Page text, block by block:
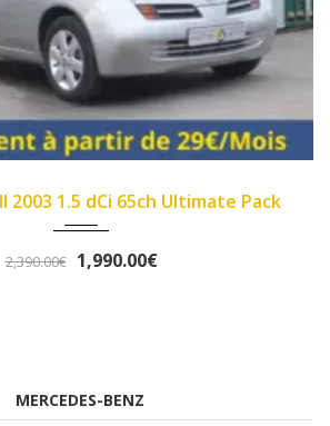
II 2007 1.1 8v 54ch Dynamic
3,490.00€ 3,290.00€
MERCEDES-BENZ